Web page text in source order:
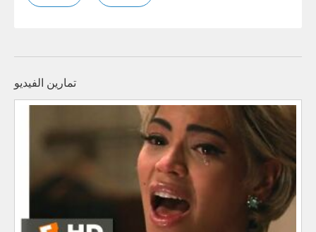
تمارين الفيديو